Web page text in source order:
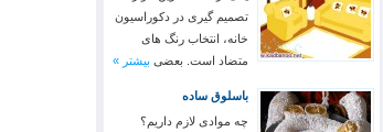
تصمیم گیری در دکوراسیون
خانه، انتخاب رنگ های
متضاد است. بعضی بیشتر »
باسلوق ساده
چه موادی لازم داریم؟